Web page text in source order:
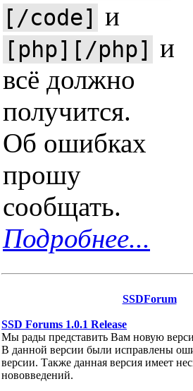
[/code] и
[php][/php] и
всё должно
получится.
Об ошибках
прошу
сообщать.
Подробнее...
SSDForum
SSD Forums 1.0.1 Release
Мы рады представить Вам новую
В данной версии были исправлены
версии. Также данная версия имеет
нововведений.